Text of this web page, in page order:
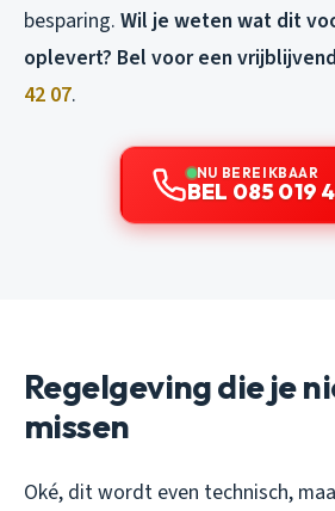
besparing. Wil je weten wat dit
oplevert? Bel voor een
42 07.
NU BEREIKBAAR
BEL 085 019
Regelgeving die je
missen
Oké, dit wordt even technisch,